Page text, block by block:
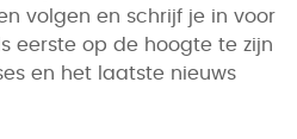
volgen en schrijf je in voor
eerste op de hoogte te zijn
en het laatste nieuws